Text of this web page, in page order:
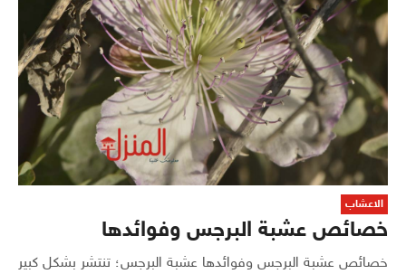
الاعشاب
خصائص عشبة البرجس وفوائدها
خصائص عشبة البرجس وفوائدها عشبة البرجس؛ تنتشر بشكل كبير